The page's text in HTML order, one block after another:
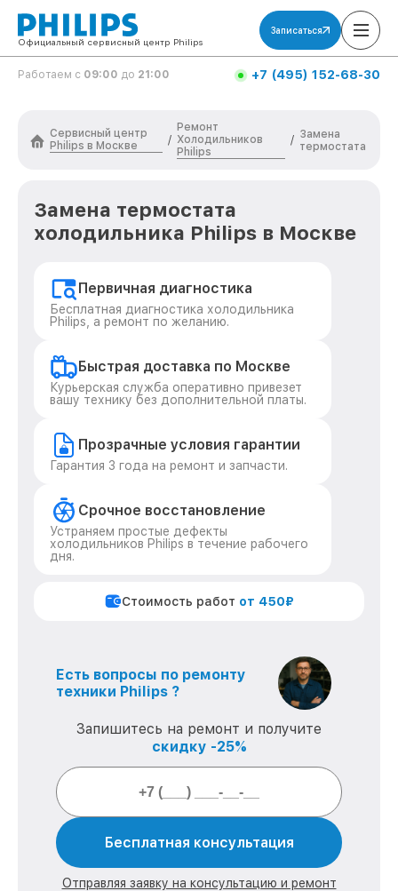
Официальный сервисный центр Philips
Записаться
Работаем с 09:00 до 21:00 +7 (495) 152-68-30
Сервисный центр
Philips в Москве
/
Ремонт
Холодильников
Philips
/ Замена
термостата
Замена термостата
холодильника Philips в Москве
Первичная диагностика
Бесплатная диагностика холодильника
Philips, а ремонт по желанию.
Быстрая доставка по Москве
Курьерская служба оперативно привезет
вашу технику без дополнительной платы.
Прозрачные условия гарантии
Гарантия 3 года на ремонт и запчасти.
Срочное восстановление
Устраняем простые дефекты
холодильников Philips в течение рабочего
дня.
Стоимость работ от 450₽
Есть вопросы по ремонту
техники Philips ?
Запишитесь на ремонт и получите
скидку -25%
Бесплатная консультация
Отправляя заявку на консультацию и ремонт